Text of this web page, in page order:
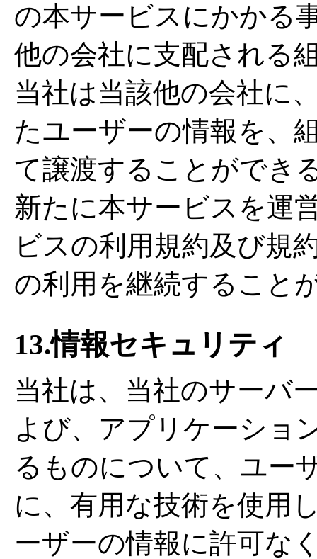
の本サービスにかかる
他の会社に支配される
当社は当該他の会社に
たユーザーの情報を、
て譲渡することができ
新たに本サービスを運
ビスの利用規約及び規
の利用を継続すること
13.情報セキュリティ
当社は、当社のサーバ
よび、アプリケーショ
るものについて、ユー
に、有用な技術を使用
ーザーの情報に許可な